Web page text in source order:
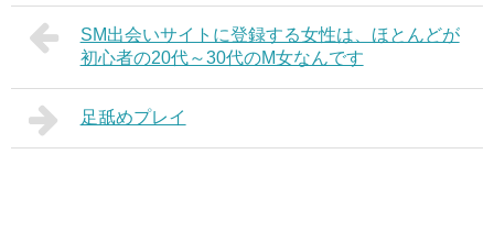
SM出会いサイトに登録する女性は、ほとんどが
初心者の20代～30代のM女なんです
足舐めプレイ